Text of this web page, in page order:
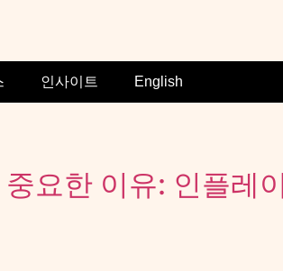
인사이트 English
요한 이유: 인플레